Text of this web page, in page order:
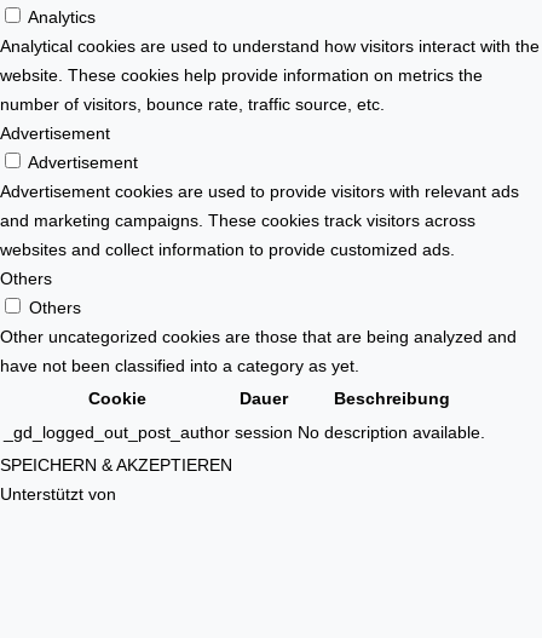
Analytics
Analytical cookies are used to understand how visitors interact with the
website. These cookies help provide information on metrics the
number of visitors, bounce rate, traffic source, etc.
Advertisement
Advertisement
Advertisement cookies are used to provide visitors with relevant ads
and marketing campaigns. These cookies track visitors across
websites and collect information to provide customized ads.
Others
Others
Other uncategorized cookies are those that are being analyzed and
have not been classified into a category as yet.
Cookie
Dauer
Beschreibung
_gd_logged_out_post_author session No description available.
SPEICHERN & AKZEPTIEREN
Unterstützt von